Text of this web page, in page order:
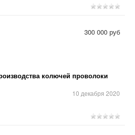
колючей проволоки
10 декабря 2020
300 000 руб